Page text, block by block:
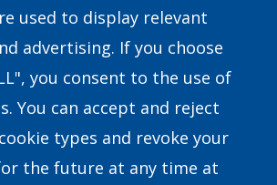
Lane, Suite 403 Knoxville,
used to display relevant
advertising. If you choose
you consent to the use of
You can accept and reject
types and revoke your
the future at any time at